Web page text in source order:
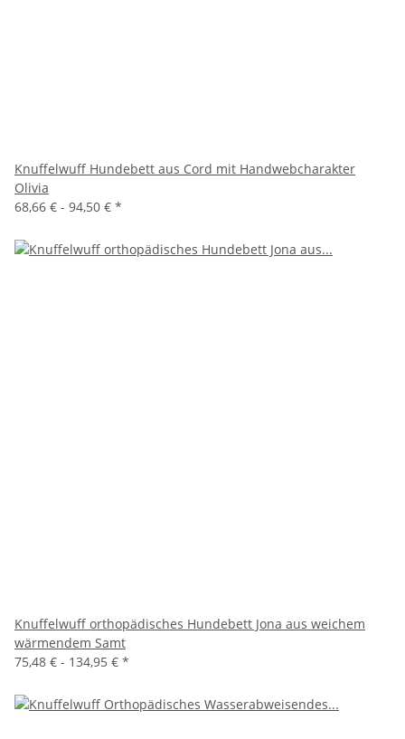
Knuffelwuff Hundebett aus Cord mit Handwebcharakter
Olivia
68,66 € - 94,50 € *
Knuffelwuff orthopädisches Hundebett Jona aus weichem
wärmendem Samt
75,48 € - 134,95 € *